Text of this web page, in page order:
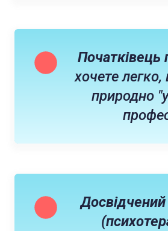
Початківець
хочете легко,
природно